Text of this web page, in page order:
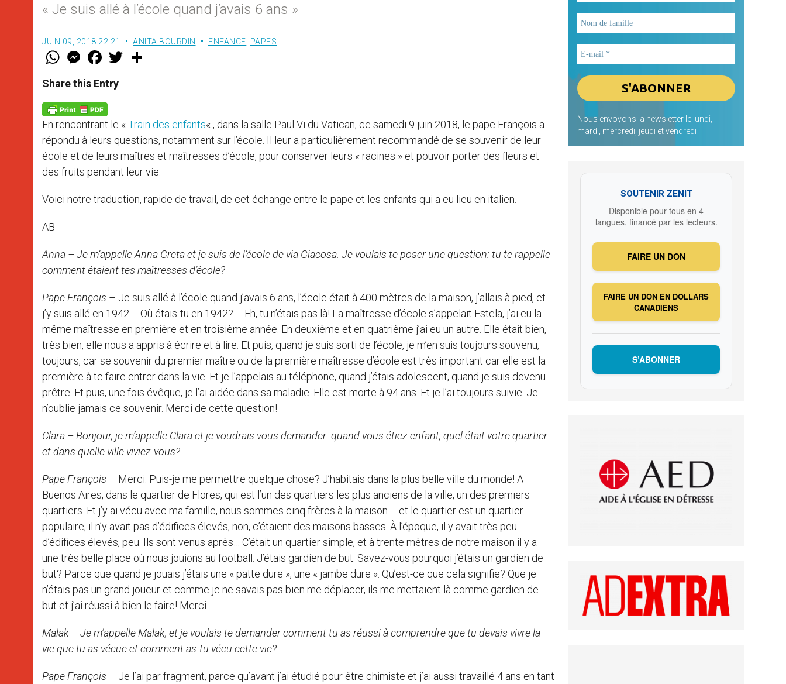
« Je suis allé à l’école quand j’avais 6 ans »
JUIN 09, 2018 22:21 ANITA BOURDIN ENFANCE PAPES
W
t
s
p
p
M
e
s
e
g
e
r
F
a
e
b
o
k
w
Share this Entry
En rencontrant le « Train des enfants« , dans la salle Paul Vi du Vatican, ce samedi 9 juin 2018, le pape François a
répondu à leurs questions, notamment sur l’école. Il leur a particulièrement recommandé de se souvenir de leur
école et de leurs maîtres et maîtresses d’école, pour conserver leurs « racines » et pouvoir porter des fleurs et
des fruits pendant leur vie.
Voici notre traduction, rapide de travail, de cet échange entre le pape et les enfants qui a eu lieu en italien.
AB
Anna – Je m’appelle Anna Greta et je suis de l’école de via Giacosa. Je voulais te poser une question: tu te rappelle
comment étaient tes maîtresses d’école?
Pape François – Je suis allé à l’école quand j’avais 6 ans, l’école était à 400 mètres de la maison, j’allais à pied, et
j’y suis allé en 1942 … Où étais-tu en 1942? … Eh, tu n’étais pas là! La maîtresse d’école s’appelait Estela, j’ai eu la
même maîtresse en première et en troisième année. En deuxième et en quatrième j’ai eu un autre. Elle était bien,
très bien, elle nous a appris à écrire et à lire. Et puis, quand je suis sorti de l’école, je m’en suis toujours souvenu,
toujours, car se souvenir du premier maître ou de la première maîtresse d’école est très important car elle est la
première à te faire entrer dans la vie. Et je l’appelais au téléphone, quand j’étais adolescent, quand je suis devenu
prêtre. Et puis, une fois évêque, je l’ai aidée dans sa maladie. Elle est morte à 94 ans. Et je l’ai toujours suivie. Je
n’oublie jamais ce souvenir. Merci de cette question!
Clara – Bonjour, je m’appelle Clara et je voudrais vous demander: quand vous étiez enfant, quel était votre quartier
et dans quelle ville viviez-vous?
Pape François – Merci. Puis-je me permettre quelque chose? J’habitais dans la plus belle ville du monde! A
Buenos Aires, dans le quartier de Flores, qui est l’un des quartiers les plus anciens de la ville, un des premiers
quartiers. Et j’y ai vécu avec ma famille, nous sommes cinq frères à la maison … et le quartier est un quartier
populaire, il n’y avait pas d’édifices élevés, non, c’étaient des maisons basses. À l’époque, il y avait très peu
d’édifices élevés, peu. Ils sont venus après… C’était un quartier simple, et à trente mètres de notre maison il y a
une très belle place où nous jouions au football. J’étais gardien de but. Savez-vous pourquoi j’étais un gardien de
but? Parce que quand je jouais j’étais une « patte dure », une « jambe dure ». Qu’est-ce que cela signifie? Que je
n’étais pas un grand joueur et comme je ne savais pas bien me déplacer, ils me mettaient là comme gardien de
but et j’ai réussi à bien le faire! Merci.
Malak – Je m’appelle Malak, et je voulais te demander comment tu as réussi à comprendre que tu devais vivre la
vie que tu as vécue et comment as-tu vécu cette vie?
Pape François – Je l’ai par fragment, parce qu’avant j’ai étudié pour être chimiste et j’ai aussi travaillé 4 ans en tant
Nous envoyons la newsletter le lundi,
mardi, mercredi, jeudi et vendredi
SOUTENIR ZENIT
Disponible pour tous en 4
langues, financé par les lecteurs.
FAIRE UN DON
FAIRE UN DON EN DOLLARS
CANADIENS
S’ABONNER